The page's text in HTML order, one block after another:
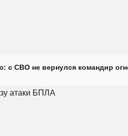
СВО не вернулся командир